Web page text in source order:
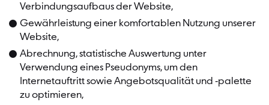
Verbindungsaufbaus der Website,
Gewährleistung einer komfortablen Nutzung unserer
Website,
Abrechnung, statistische Auswertung unter
Verwendung eines Pseudonyms, um den
Internetauftritt sowie Angebotsqualität und -palette
zu optimieren,